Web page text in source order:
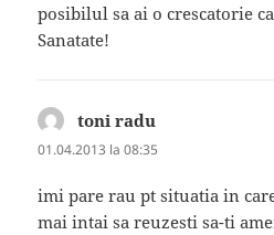
posibilul sa ai o crescatorie
Sanatate!
toni radu
01.04.2013 la 08:35
imi pare rau pt situatia in
mai intai sa reuzesti sa-ti